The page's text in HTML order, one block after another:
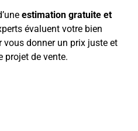
estimation gratuite et
évaluent votre bien
donner un prix juste et
projet de vente.